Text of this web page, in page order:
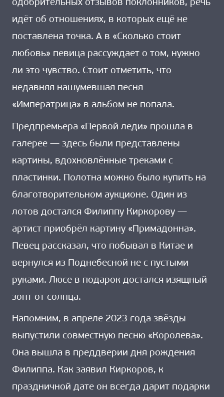
одобрительных отзывов поклонников, речь
идёт об отношениях, в которых ещё не
поставлена точка. А в «Сколько стоит
любовь» певица рассуждает о том, нужно
ли это чувство. Стоит отметить, что
недавняя нашумевшая песня
«Императрица» в альбом не попала.
Предпремьера «Первой леди» прошла в
галерее — здесь были представлены
картины, вдохновлённые треками с
пластинки. Полотна можно было купить на
благотворительном аукционе. Один из
лотов достался Филиппу Киркорову —
артист приобрёл картину «Примадонна».
Певец рассказал, что побывал в Китае и
вернулся из Поднебесной не с пустыми
руками. Люсе в подарок достался изящный
зонт от солнца.
Напомним, в апреле 2023 года звёзды
выпустили совместную песню «Королева».
Она вышла в преддверии дня рождения
Филиппа. Как заявил Киркоров, к
праздничной дате он всегда дарит подарки